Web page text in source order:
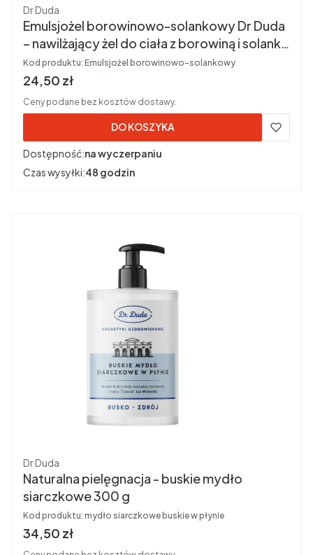
Producent
Dr Duda
Emulsjożel borowinowo-solankowy Dr Duda
– nawilżający żel do ciała z borowiną i solanką
200 g
Kod produktu: Emulsjożel borowinowo-solankowy
Cena brutto
24,50 zł
Ceny podane bez kosztów dostawy.
DO KOSZYKA
Dostępność:na wyczerpaniu
Czas wysyłki:48 godzin
Producent
Dr Duda
Naturalna pielęgnacja - buskie mydło
siarczkowe 300 g
Kod produktu: mydło siarczkowe buskie w płynie
Cena brutto
34,50 zł